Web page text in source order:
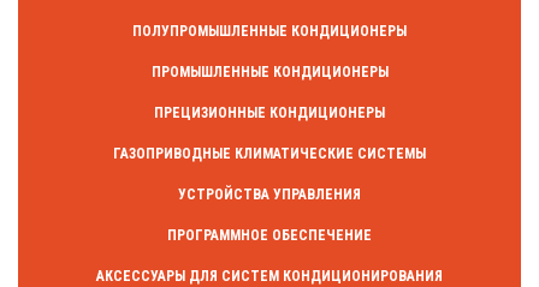
ПОЛУПРОМЫШЛЕННЫЕ КОНДИЦИОНЕРЫ
ПРОМЫШЛЕННЫЕ КОНДИЦИОНЕРЫ
ПРЕЦИЗИОННЫЕ КОНДИЦИОНЕРЫ
ГАЗОПРИВОДНЫЕ КЛИМАТИЧЕСКИЕ СИСТЕМЫ
УСТРОЙСТВА УПРАВЛЕНИЯ
ПРОГРАММНОЕ ОБЕСПЕЧЕНИЕ
АКСЕССУАРЫ ДЛЯ СИСТЕМ КОНДИЦИОНИРОВАНИЯ